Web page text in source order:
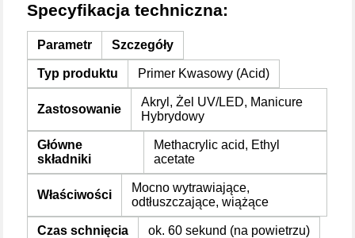
Specyfikacja techniczna:
Parametr Szczegóły
Typ produktu Primer Kwasowy (Acid)
Zastosowanie
Akryl, Żel UV/LED, Manicure
Hybrydowy
Główne
składniki
Methacrylic acid, Ethyl
acetate
Właściwości
Mocno wytrawiające,
odtłuszczające, wiążące
Czas schnięcia ok. 60 sekund (na powietrzu)